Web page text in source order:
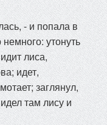
- и попала в
утонуть
лиса,
идет,
заглянул,
там лису и